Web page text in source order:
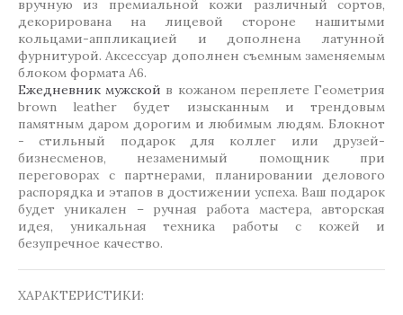
вручную из премиальной кожи различный сортов,
декорирована на лицевой стороне нашитыми
кольцами-аппликацией и дополнена латунной
фурнитурой. Аксессуар дополнен съемным заменяемым
блоком формата А6.
Ежедневник мужской в кожаном переплете Геометрия
brown leather будет изысканным и трендовым
памятным даром дорогим и любимым людям. Блокнот
- стильный подарок для коллег или друзей-
бизнесменов, незаменимый помощник при
переговорах с партнерами, планировании делового
распорядка и этапов в достижении успеха. Ваш подарок
будет уникален – ручная работа мастера, авторская
идея, уникальная техника работы с кожей и
безупречное качество.
ХАРАКТЕРИСТИКИ: